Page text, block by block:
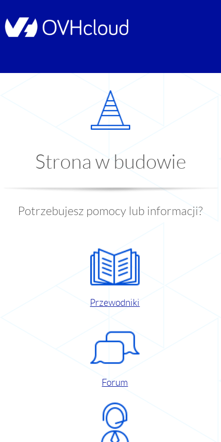
Strona w budowie
Potrzebujesz pomocy lub informacji?
Przewodniki
Forum